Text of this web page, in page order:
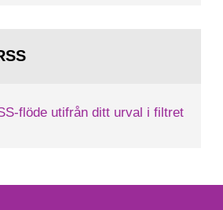
flöde utifrån ditt urval i filtret